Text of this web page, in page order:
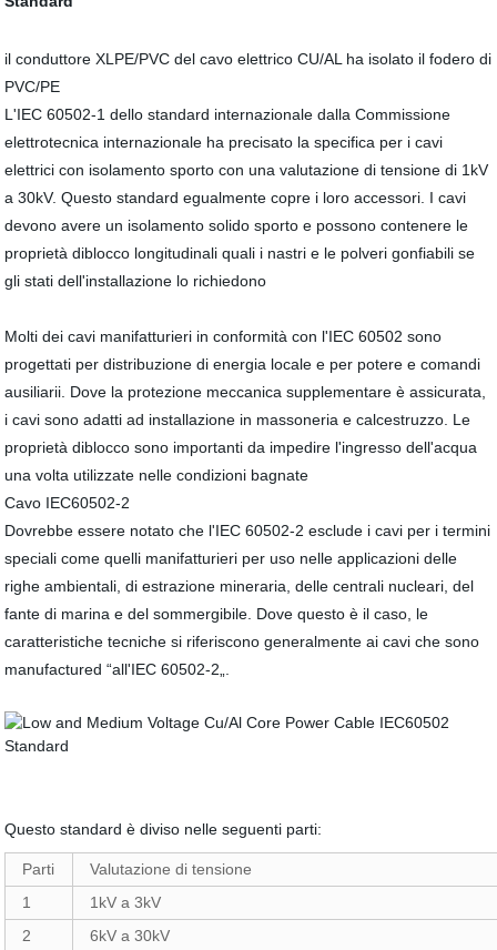
il conduttore XLPE/PVC del cavo elettrico CU/AL ha isolato il fodero di
PVC/PE
L'IEC 60502-1 dello standard internazionale dalla Commissione
elettrotecnica internazionale ha precisato la specifica per i cavi
elettrici con isolamento sporto con una valutazione di tensione di 1kV
a 30kV. Questo standard egualmente copre i loro accessori. I cavi
devono avere un isolamento solido sporto e possono contenere le
proprietà diblocco longitudinali quali i nastri e le polveri gonfiabili se
gli stati dell'installazione lo richiedono
Molti dei cavi manifatturieri in conformità con l'IEC 60502 sono
progettati per distribuzione di energia locale e per potere e comandi
ausiliarii. Dove la protezione meccanica supplementare è assicurata,
i cavi sono adatti ad installazione in massoneria e calcestruzzo. Le
proprietà diblocco sono importanti da impedire l'ingresso dell'acqua
una volta utilizzate nelle condizioni bagnate
Cavo IEC60502-2
Dovrebbe essere notato che l'IEC 60502-2 esclude i cavi per i termini
speciali come quelli manifatturieri per uso nelle applicazioni delle
righe ambientali, di estrazione mineraria, delle centrali nucleari, del
fante di marina e del sommergibile. Dove questo è il caso, le
caratteristiche tecniche si riferiscono generalmente ai cavi che sono
manufactured “all'IEC 60502-2„.
Questo standard è diviso nelle seguenti parti:
Parti
Valutazione di tensione
1
1kV a 3kV
2
6kV a 30kV